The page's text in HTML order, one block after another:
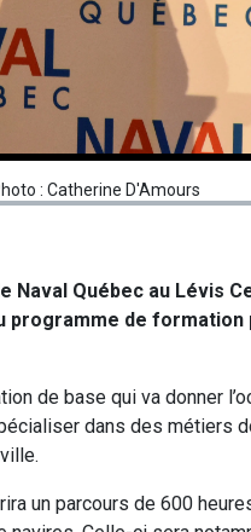
: Catherine D'Amours
Naval Québec au Lévis
programme de
de base qui va donner
dans des métiers
un parcours de 600